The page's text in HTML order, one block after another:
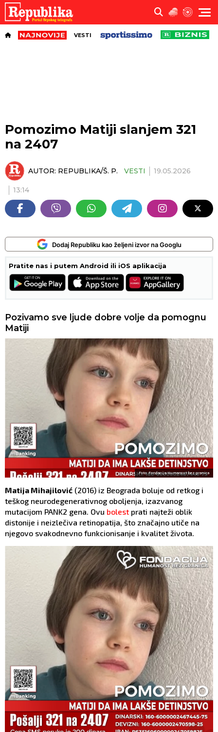
VESTI
Pomozimo Matiji slanjem 321
na 2407
AUTOR: REPUBLIKA/Š. P. VESTI 19.05.2026
13:14
Dodaj Republiku kao željeni izvor na Googlu
Pratite nas i putem Android ili iOS aplikacija
Pozivamo sve ljude dobre volje da pomognu
Matiji
Foto: Fondacija Humanost bez granica
Matija Mihajilović (2016) iz Beograda boluje od retkog i
teškog neurodegenerativnog oboljenja, izazvanog
mutacijom PANK2 gena. Ovu bolest prati najteži oblik
distonije i neizlečiva retinopatija, što značajno utiče na
njegovo svakodnevno funkcionisanje i kvalitet života.